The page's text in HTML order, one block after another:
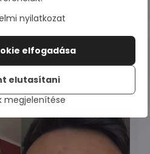
alapján szívesen ajánljuk.
nyilatkozat
megjelenítése
elfogadása
elutasítani